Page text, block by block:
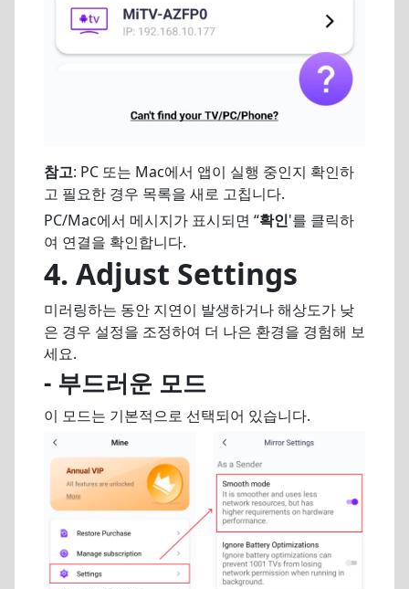
참고: PC 또는 Mac에서 앱이 실행 중인지 확인하
고 필요한 경우 목록을 새로 고칩니다.
PC/Mac에서 메시지가 표시되면 “확인'를 클릭하
여 연결을 확인합니다.
4. Adjust Settings
미러링하는 동안 지연이 발생하거나 해상도가 낮
은 경우 설정을 조정하여 더 나은 환경을 경험해 보
세요.
- 부드러운 모드
이 모드는 기본적으로 선택되어 있습니다.